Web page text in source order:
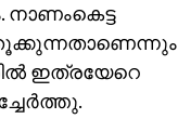
ഇത്രയേറെ